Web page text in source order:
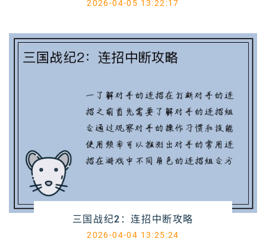
2026-04-05 13:22:17
三国战纪2：连招中断攻略
2026-04-04 13:25:24